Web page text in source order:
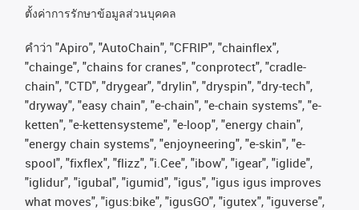
ตั้งค่าการรักษาข้อมูลส่วนบุคคล
คําว่า "Apiro", "AutoChain", "CFRIP", "chainflex",
"chainge", "chains for cranes", "conprotect", "cradle-
chain", "CTD", "drygear", "drylin", "dryspin", "dry-tech",
"dryway", "easy chain", "e-chain", "e-chain systems", "e-
ketten", "e-kettensysteme", "e-loop", "energy chain",
"energy chain systems", "enjoyneering", "e-skin", "e-
spool", "fixflex", "flizz", "i.Cee", "ibow", "igear", "iglide",
"iglidur", "igubal", "igumid", "igus", "igus igus improves
what moves", "igus:bike", "igusGO", "igutex", "iguverse",